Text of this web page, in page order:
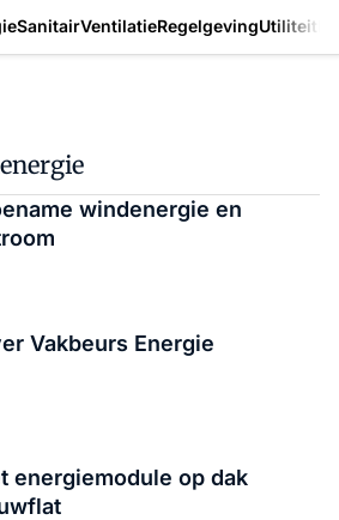
SanitairVentilatieRegelgevingUtiliteit
windenergie en
Vakbeurs Energie
energiemodule op dak